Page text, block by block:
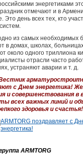
энергетиками
отмечают и в
Это день всех тех, кто
из самых необходимых
в домах, школах,
около одного триллиона
отрасли часто
устраняют аварии и т. д.
с Днем энергетика!
и совершенствования в
всех важных линий и
здоровья и счастья!
ARMTORG